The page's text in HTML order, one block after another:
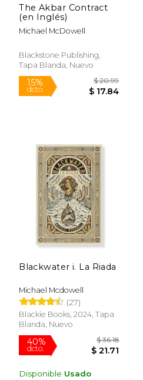
15%
dcto. $ 17.84
The Akbar Contract
(en Inglés)
Michael McDowell
Blackstone Publishing,
Tapa Blanda, Nuevo
Blackwater i. La Riada
Michael Mcdowell
(27)
Blackie Books, 2024, Tapa
Blanda, Nuevo
Disponible Usado